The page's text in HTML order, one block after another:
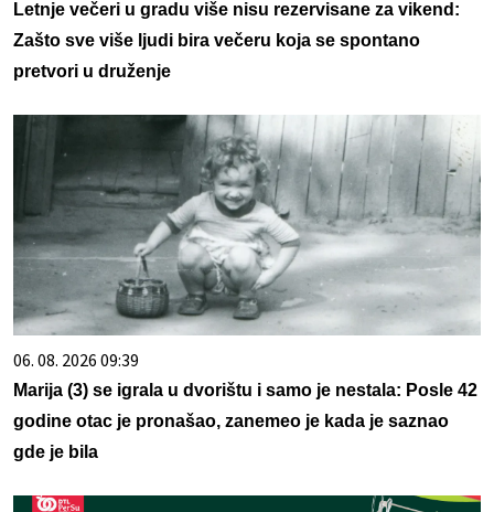
Letnje večeri u gradu više nisu rezervisane za vikend:
Zašto sve više ljudi bira večeru koja se spontano
pretvori u druženje
06. 08. 2026 09:39
Marija (3) se igrala u dvorištu i samo je nestala: Posle 42
godine otac je pronašao, zanemeo je kada je saznao
gde je bila